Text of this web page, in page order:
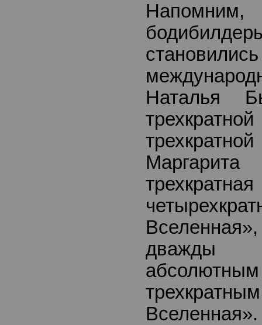
Напомним,
Наталья
дважды
Вселенная».